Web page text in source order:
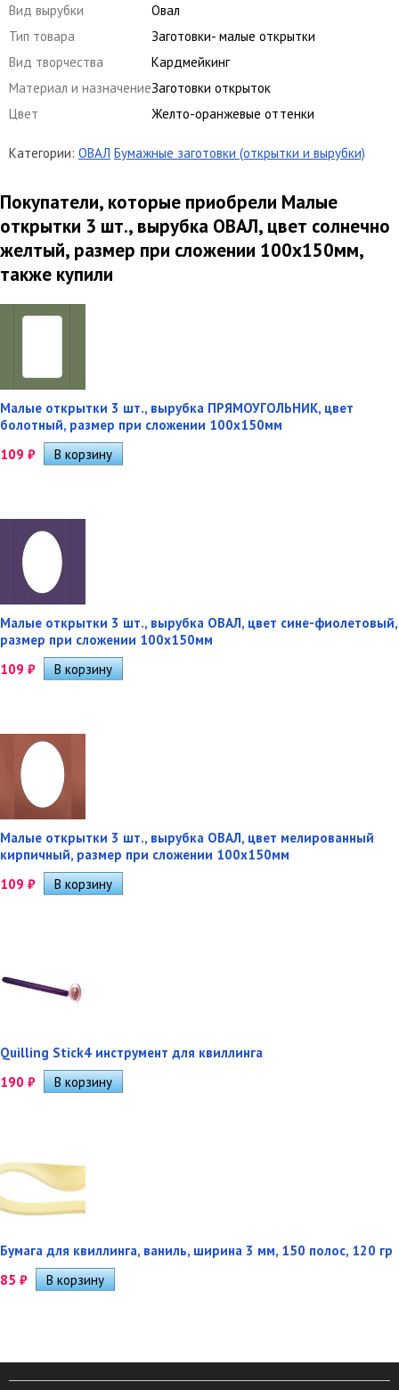
Вид вырубки
Овал
Тип товара
Заготовки- малые открытки
Вид творчества
Кардмейкинг
Материал и назначениеЗаготовки открыток
Цвет
Желто-оранжевые оттенки
Категории: ОВАЛ Бумажные заготовки (открытки и вырубки)
Покупатели, которые приобрели Малые
открытки 3 шт., вырубка ОВАЛ, цвет солнечно
желтый, размер при сложении 100х150мм,
также купили
Малые открытки 3 шт., вырубка ПРЯМОУГОЛЬНИК, цвет
болотный, размер при сложении 100х150мм
109 ₽
Малые открытки 3 шт., вырубка ОВАЛ, цвет сине-фиолетовый,
размер при сложении 100х150мм
109 ₽
Малые открытки 3 шт., вырубка ОВАЛ, цвет мелированный
кирпичный, размер при сложении 100х150мм
109 ₽
Quilling Stick4 инструмент для квиллинга
190 ₽
Бумага для квиллинга, ваниль, ширина 3 мм, 150 полос, 120 гр
85 ₽